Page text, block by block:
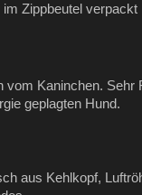
Zippbeutel verpackt
vom Kaninchen. Sehr
geplagten Hund.
aus Kehlkopf,